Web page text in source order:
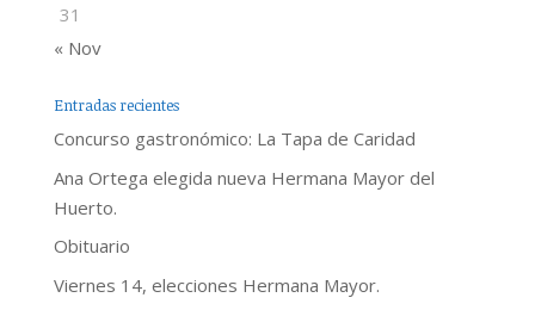
31
« Nov
Entradas recientes
Concurso gastronómico: La Tapa de Caridad
Ana Ortega elegida nueva Hermana Mayor del
Huerto.
Obituario
Viernes 14, elecciones Hermana Mayor.